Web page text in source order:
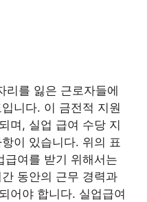
리를 잃은 근로자들에
니다. 이 금전적 지원
며, 실업 급여 수당 지
이 있습니다. 위의 표
급여를 받기 위해서는
동안의 근무 경력과
어야 합니다. 실업급여